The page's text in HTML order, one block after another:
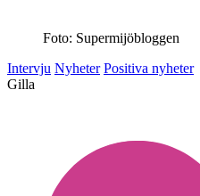
Foto: Supermijöbloggen
Intervju Nyheter Positiva nyheter
Gilla